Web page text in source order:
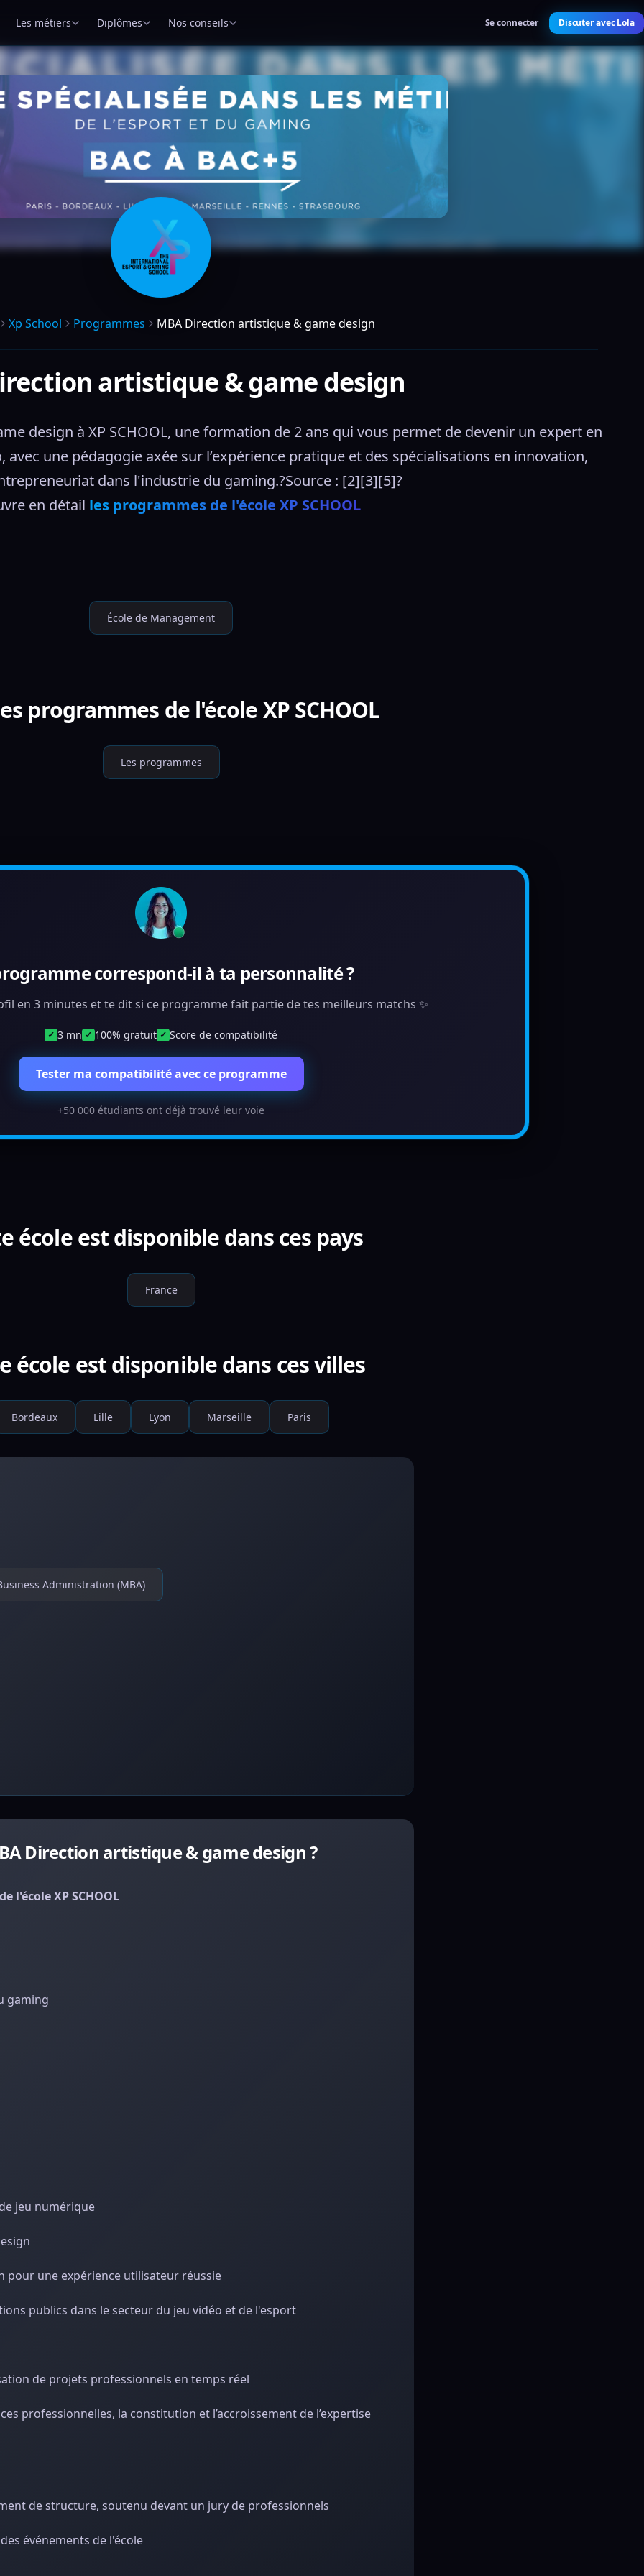
Les métiers Diplômes Nos conseils Se connecter Discuter avec Lola
Xp School Programmes MBA Direction artistique & game design
artistique & game design
design à XP SCHOOL, une formation de 2 ans qui vous permet de devenir un expert en
une pédagogie axée sur l’expérience pratique et des spécialisations en innovation,
dans l'industrie du gaming.?Source : [2][3][5]?
en détail les programmes de l'école XP SCHOOL
École de Management
programmes de l'école XP SCHOOL
Les programmes
correspond-il à ta personnalité ?
en 3 minutes et te dit si ce programme fait partie de tes meilleurs matchs ✨
✓ 3 mn ✓ 100% gratuit ✓ Score de compatibilité
Tester ma compatibilité avec ce programme
+50 000 étudiants ont déjà trouvé leur voie
école est disponible dans ces pays
France
école est disponible dans ces villes
Bordeaux Lille Lyon Marseille Paris
Administration (MBA)
Direction artistique & game design ?
l'école XP SCHOOL
gaming
jeu numérique
pour une expérience utilisateur réussie
publics dans le secteur du jeu vidéo et de l'esport
de projets professionnels en temps réel
professionnelles, la constitution et l’accroissement de l’expertise
de structure, soutenu devant un jury de professionnels
événements de l'école